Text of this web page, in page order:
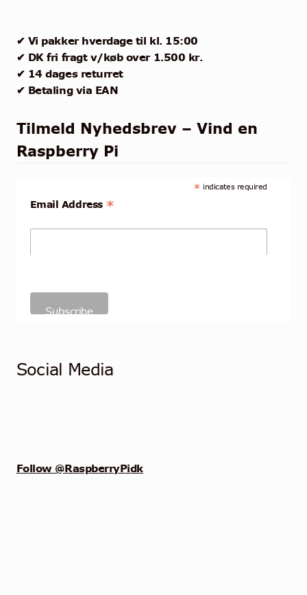
✔ Vi pakker hverdage til kl. 15:00
✔ DK fri fragt v/køb over 1.500 kr.
✔ 14 dages returret
✔ Betaling via EAN
Tilmeld Nyhedsbrev – Vind en
Raspberry Pi
* indicates required
Email Address *
Social Media
Follow @RaspberryPidk